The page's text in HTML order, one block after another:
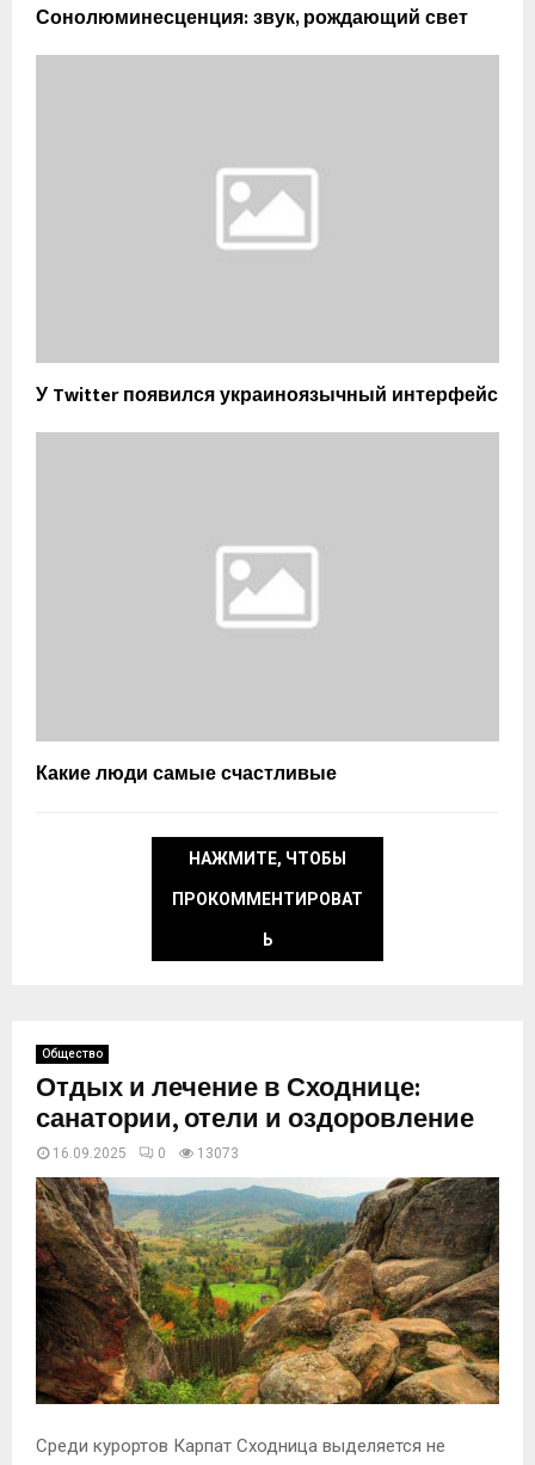
Сонолюминесценция: звук, рождающий свет
У Twitter появился украиноязычный интерфейс
Какие люди самые счастливые
НАЖМИТЕ, ЧТОБЫ
ПРОКОММЕНТИРОВАТ
Ь
Общество
Отдых и лечение в Сходнице:
санатории, отели и оздоровление
16.09.2025 0 13074
Среди курортов Карпат Сходница выделяется не